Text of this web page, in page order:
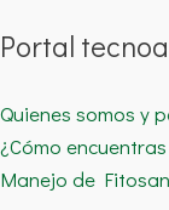
Portal
Quienes somos y
¿Cómo
Manejo de